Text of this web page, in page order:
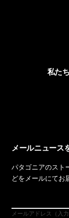
私た
メールニュース
パタゴニアのスト
どをメールにてお
メールアドレス（入